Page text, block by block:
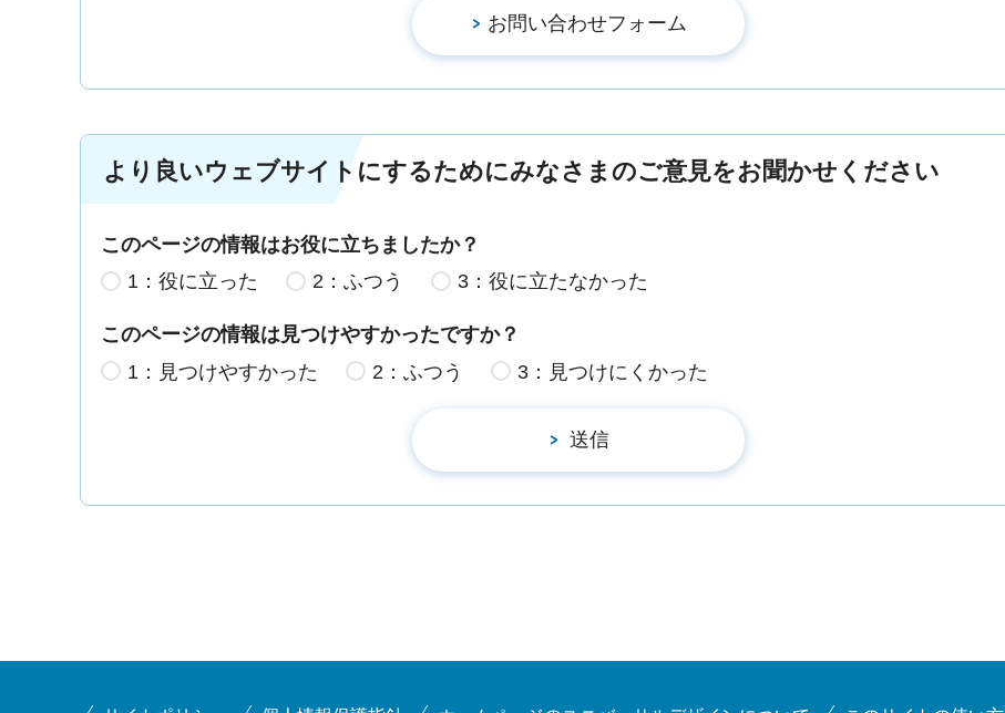
より良いウェブサイトにするためにみなさまのご意見をお聞かせください
このページの情報はお役に立ちましたか？
1：役に立った
2：ふつう 3：役に立たなかった
このページの情報は見つけやすかったですか？
1：見つけやすかった
2：ふつう 3：見つけにくかった